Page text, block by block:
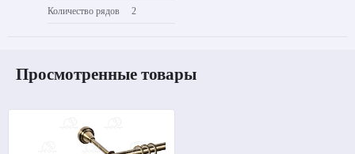
Количество рядов 2
Просмотренные товары